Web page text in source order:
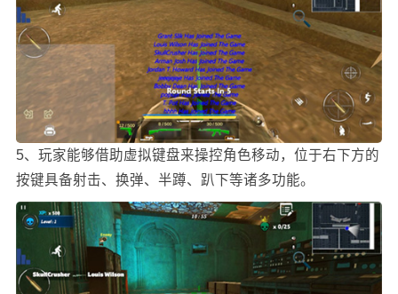
5、玩家能够借助虚拟键盘来操控角色移动，位于右下方的
按键具备射击、换弹、半蹲、趴下等诸多功能。